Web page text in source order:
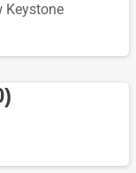
Keystone